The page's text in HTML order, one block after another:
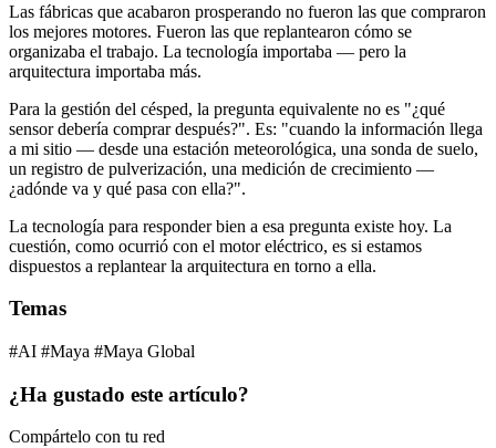
Las fábricas que acabaron prosperando no fueron las que compraron
los mejores motores. Fueron las que replantearon cómo se
organizaba el trabajo. La tecnología importaba — pero la
arquitectura importaba más.
Para la gestión del césped, la pregunta equivalente no es "¿qué
sensor debería comprar después?". Es: "cuando la información llega
a mi sitio — desde una estación meteorológica, una sonda de suelo,
un registro de pulverización, una medición de crecimiento —
¿adónde va y qué pasa con ella?".
La tecnología para responder bien a esa pregunta existe hoy. La
cuestión, como ocurrió con el motor eléctrico, es si estamos
dispuestos a replantear la arquitectura en torno a ella.
Temas
#AI #Maya #Maya Global
¿Ha gustado este artículo?
Compártelo con tu red